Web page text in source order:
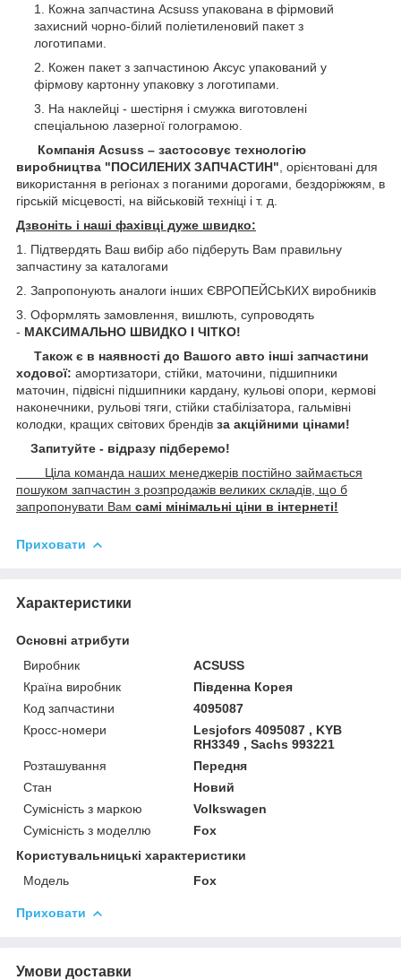
Кожна запчастина Acsuss упакована в фірмовий
захисний чорно-білий поліетиленовий пакет з
логотипами.
Кожен пакет з запчастиною Аксус упакований у
фірмову картонну упаковку з логотипами.
На наклейці - шестірня і смужка виготовлені
спеціальною лазерної голограмою.
Компанія Acsuss – застосовує технологію
виробництва "ПОСИЛЕНИХ ЗАПЧАСТИН" , орієнтовані для
використання в регіонах з поганими дорогами, бездоріжжям, в
гірській місцевості, на військовій техніці і т. д.
Дзвоніть і наші фахівці дуже швидко:
1. Підтвердять Ваш вибір або підберуть Вам правильну
запчастину за каталогами
2. Запропонують аналоги інших ЄВРОПЕЙСЬКИХ виробників
3. Оформлять замовлення, вишлють, супроводять
- МАКСИМАЛЬНО ШВИДКО І ЧІТКО!
Також є в наявності до Вашого авто інші запчастини
ходової: амортизатори, стійки, маточини, підшипники
маточин, підвісні підшипники кардану, кульові опори, кермові
наконечники, рульові тяги, стійки стабілізатора, гальмівні
колодки, кращих світових брендів за акційними цінами!
Запитуйте - відразу підберемо!
Ціла команда наших менеджерів постійно займається
пошуком запчастин з розпродажів великих складів, що б
запропонувати Вам самі мінімальні ціни в інтернеті!
Приховати
Характеристики
Основні атрибути
Виробник
ACSUSS
Країна виробник
Південна Корея
Код запчастини
4095087
Кросс-номери
Lesjofors 4095087 , KYB
RH3349 , Sachs 993221
Розташування
Передня
Стан
Новий
Сумісність з маркою
Volkswagen
Сумісність з моделлю
Fox
Користувальницькі характеристики
Мoдель
Fox
Приховати
Умови доставки